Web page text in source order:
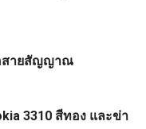
สายสัญญาณ
3310 สีทอง และข่า